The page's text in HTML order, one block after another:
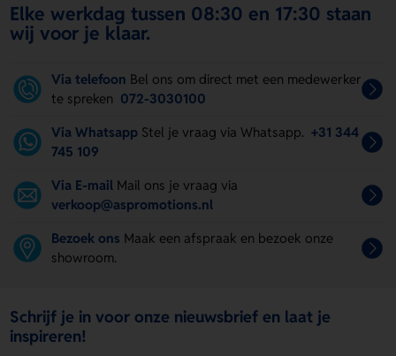
Elke werkdag tussen 08:30 en 17:30 staan
wij voor je klaar.
Via telefoon Bel ons om direct met een medewerker
te spreken 072-3030100
Via Whatsapp Stel je vraag via Whatsapp. +31 344
745 109
Via E-mail Mail ons je vraag via
verkoop@aspromotions.nl
Bezoek ons Maak een afspraak en bezoek onze
showroom.
Schrijf je in voor onze nieuwsbrief en laat je
inspireren!